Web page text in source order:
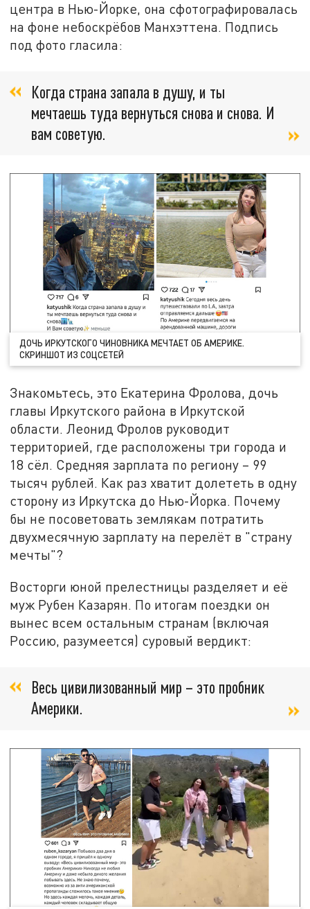
центра в Нью-Йорке, она сфотографировалась
на фоне небоскрёбов Манхэттена. Подпись
под фото гласила:
Когда страна запала в душу, и ты
мечтаешь туда вернуться снова и снова. И
вам советую.
ДОЧЬ ИРКУТСКОГО ЧИНОВНИКА МЕЧТАЕТ ОБ АМЕРИКЕ.
СКРИНШОТ ИЗ СОЦСЕТЕЙ
Знакомьтесь, это Екатерина Фролова, дочь
главы Иркутского района в Иркутской
области. Леонид Фролов руководит
территорией, где расположены три города и
18 сёл. Средняя зарплата по региону – 99
тысяч рублей. Как раз хватит долететь в одну
сторону из Иркутска до Нью-Йорка. Почему
бы не посоветовать землякам потратить
двухмесячную зарплату на перелёт в "страну
мечты"?
Восторги юной прелестницы разделяет и её
муж Рубен Казарян. По итогам поездки он
вынес всем остальным странам (включая
Россию, разумеется) суровый вердикт:
Весь цивилизованный мир – это пробник
Америки.